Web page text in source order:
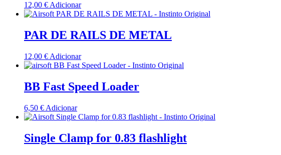
12,00 € Adicionar
PAR DE RAILS DE METAL
12,00 € Adicionar
BB Fast Speed Loader
6,50 € Adicionar
Single Clamp for 0.83 flashlight